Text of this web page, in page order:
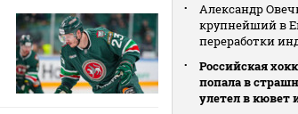
Александр
крупнейший в
переработки
Российская
попала в
улетел в кювет